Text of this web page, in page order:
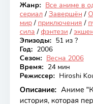
Закончен
Жанр: Все аниме в
сериал / Завершён /
мир / приключения /
сила / фэнтези / экшен
Эпизоды: 51 из ?
Год: 2006
Сезон: Весна 2006
Время: 24 мин
Режиссер: Hiroshi
Описание: Аниме
история, которая